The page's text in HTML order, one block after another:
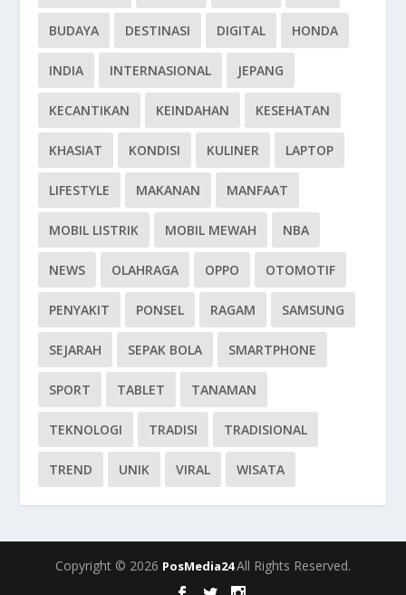
BUDAYA DESTINASI DIGITAL HONDA
INDIA INTERNASIONAL JEPANG
KECANTIKAN KEINDAHAN KESEHATAN
KHASIAT KONDISI KULINER LAPTOP
LIFESTYLE MAKANAN MANFAAT
MOBIL LISTRIK MOBIL MEWAH NBA
NEWS OLAHRAGA OPPO OTOMOTIF
PENYAKIT PONSEL RAGAM SAMSUNG
SEJARAH SEPAK BOLA SMARTPHONE
SPORT TABLET TANAMAN
TEKNOLOGI TRADISI TRADISIONAL
TREND UNIK VIRAL WISATA
Copyright © 2026 PosMedia24All Rights Reserved.